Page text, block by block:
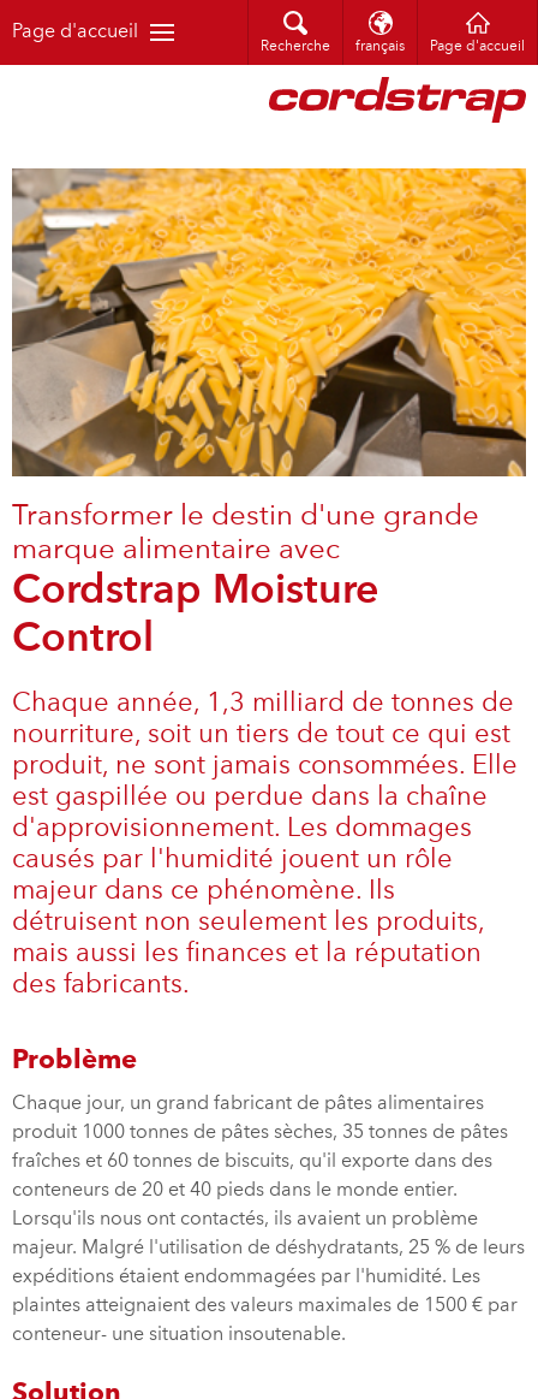
Page d'accueil
Recherche français Page d'accueil
Transformer le destin d'une grande
marque alimentaire avec
Cordstrap Moisture
Control
Chaque année, 1,3 milliard de tonnes de
nourriture, soit un tiers de tout ce qui est
produit, ne sont jamais consommées. Elle
est gaspillée ou perdue dans la chaîne
d'approvisionnement. Les dommages
causés par l'humidité jouent un rôle
majeur dans ce phénomène. Ils
détruisent non seulement les produits,
mais aussi les finances et la réputation
des fabricants.
Problème
Chaque jour, un grand fabricant de pâtes alimentaires
produit 1000 tonnes de pâtes sèches, 35 tonnes de pâtes
fraîches et 60 tonnes de biscuits, qu'il exporte dans des
conteneurs de 20 et 40 pieds dans le monde entier.
Lorsqu'ils nous ont contactés, ils avaient un problème
majeur. Malgré l'utilisation de déshydratants, 25 % de leurs
expéditions étaient endommagées par l'humidité. Les
plaintes atteignaient des valeurs maximales de 1500 € par
conteneur- une situation insoutenable.